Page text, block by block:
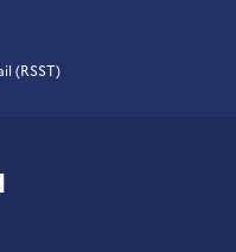
(RSST)